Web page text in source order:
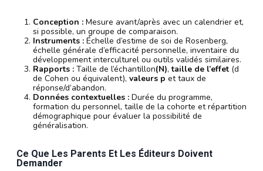
Conception : Mesure avant/après avec un calendrier et,
si possible, un groupe de comparaison.
Instruments : Échelle d’estime de soi de Rosenberg,
échelle générale d’efficacité personnelle, inventaire du
développement interculturel ou outils validés similaires.
Rapports : Taille de l’échantillon(N),taille de l’effet (d
de Cohen ou équivalent), valeurs p et taux de
réponse/d’abandon.
Données contextuelles : Durée du programme,
formation du personnel, taille de la cohorte et répartition
démographique pour évaluer la possibilité de
généralisation.
Ce Que Les Parents Et Les Éditeurs Doivent
Demander